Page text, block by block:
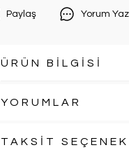
Paylaş Yorum Yaz
ÜRÜN BİLGİSİ
YORUMLAR
TAKSİT